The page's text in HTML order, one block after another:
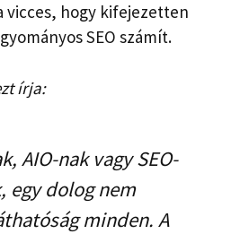
vicces, hogy kifejezetten
SEO számít.
írja:
AIO-nak vagy SEO-
egy dolog nem
minden. A